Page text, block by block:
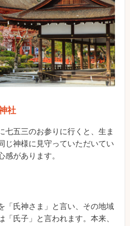
社
七五三のお参りに行くと、生ま
じ神様に見守っていただいてい
感があります。
「氏神さま」と言い、その地域
「氏子」と言われます。本来、